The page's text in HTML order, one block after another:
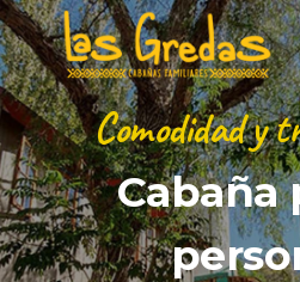
Comodidad y
Cabaña